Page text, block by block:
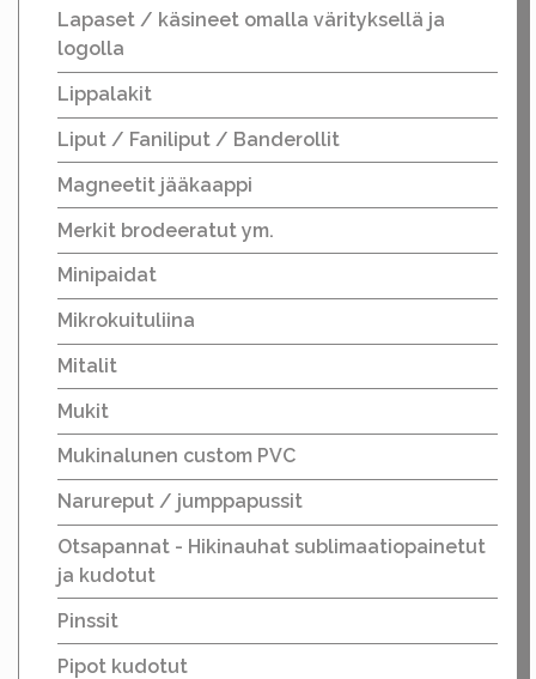
Lapaset / käsineet omalla värityksellä ja
logolla
Lippalakit
Liput / Faniliput / Banderollit
Magneetit jääkaappi
Merkit brodeeratut ym.
Minipaidat
Mikrokuituliina
Mitalit
Mukit
Mukinalunen custom PVC
Narureput / jumppapussit
Otsapannat - Hikinauhat sublimaatiopainetut
ja kudotut
Pinssit
Pipot kudotut